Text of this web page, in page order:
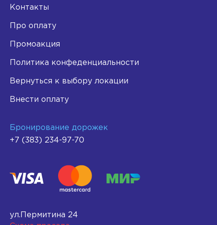
Контакты
Про оплату
Промоакция
Политика конфеденциальности
Вернуться к выбору локации
Внести оплату
Бронирование дорожек
+7 (383) 234-97-70
ул.Пермитина 24